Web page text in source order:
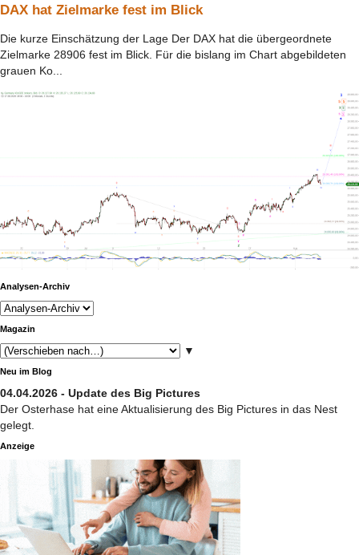
DAX hat Zielmarke fest im Blick
Die kurze Einschätzung der Lage Der DAX hat die übergeordnete
Zielmarke 28906 fest im Blick. Für die bislang im Chart abgebildeten
grauen Ko...
Analysen-Archiv
Magazin
▼
Neu im Blog
04.04.2026 - Update des Big Pictures
Der Osterhase hat eine Aktualisierung des Big Pictures in das Nest
gelegt.
Anzeige